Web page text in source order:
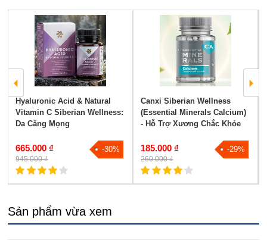
Hyaluronic Acid & Natural
Vitamin C Siberian Wellness:
Da Căng Mọng
665.000 ₫
945.000 ₫
-30%
Canxi Siberian Wellness
(Essential Minerals Calcium)
- Hỗ Trợ Xương Chắc Khỏe
185.000 ₫
260.000 ₫
-29%
Sản phẩm vừa xem